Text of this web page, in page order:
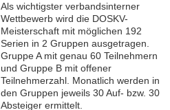
Als wichtigster verbandsinterner
Wettbewerb wird die DOSKV-
Meisterschaft mit möglichen 192
Serien in 2 Gruppen ausgetragen.
Gruppe A mit genau 60 Teilnehmern
und Gruppe B mit offener
Teilnehmerzahl. Monatlich werden in
den Gruppen jeweils 30 Auf- bzw. 30
Absteiger ermittelt.